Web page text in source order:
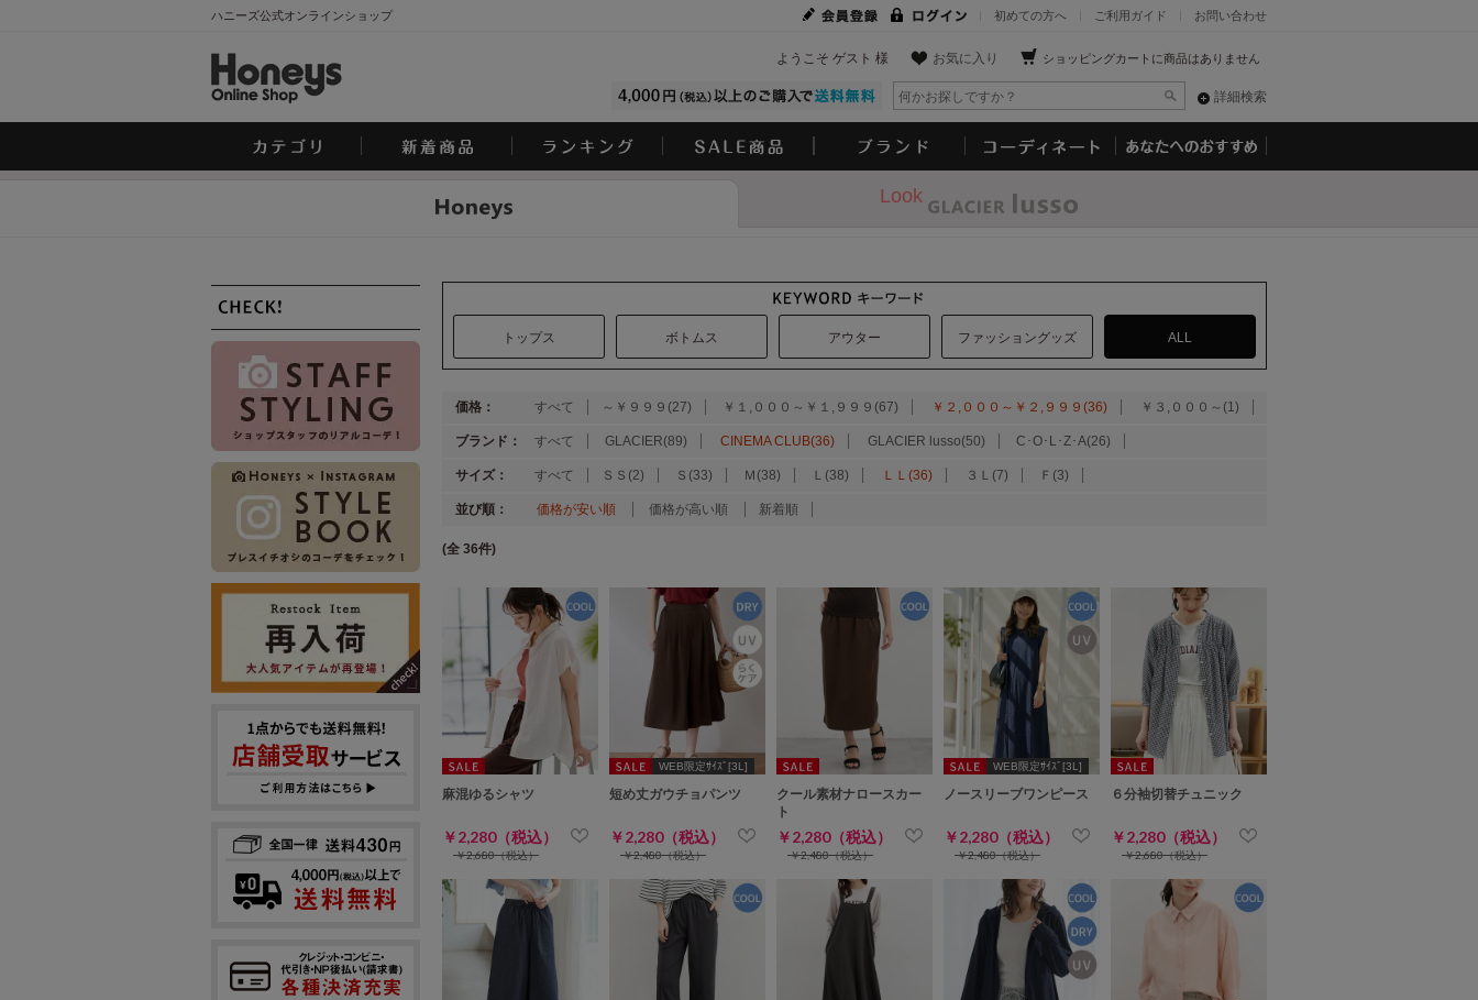
ハニーズ公式オンラインショップ お問い合わせ
ご利用ガイド
初めての方へ
ショッピングカートに商品はありません
お気に入り
ようこそ ゲスト 様
詳細検索
Look
トップス ボトムス アウター ファッショングッズ ALL
価格： すべて ～￥９９９(27) ￥１,０００～￥１,９９９(67) ￥２,０００～￥２,９９９(36) ￥３,０００～(1)
ブランド： すべて GLACIER(89) CINEMA CLUB(36) GLACIER lusso(50) C･O･L･Z･A(26)
サイズ： すべて ＳＳ(2) Ｓ(33) Ｍ(38) Ｌ(38) ＬＬ(36) ３Ｌ(7) Ｆ(3)
並び順： 価格が安い順 価格が高い順 新着順
(全 36件)
麻混ゆるシャツ
￥2,280（税込）
￥2,680（税込）
WEB限定ｻｲｽﾞ[3L]
短め丈ガウチョパンツ
￥2,280（税込）
￥2,480（税込）
クール素材ナロースカー
ト
￥2,280（税込）
￥2,480（税込）
WEB限定ｻｲｽﾞ[3L]
ノースリーブワンピース
￥2,280（税込）
￥2,480（税込）
６分袖切替チュニック
￥2,280（税込）
￥2,680（税込）